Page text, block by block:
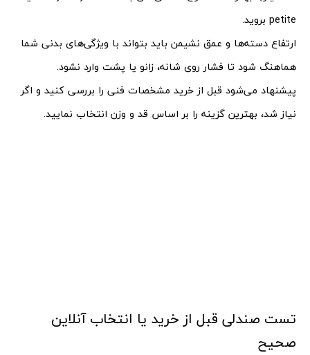
petite بروید.
ارتفاع دسته‌ها و عمق نشیمن باید بتواند با ویژگی‌های بدنی شما
هماهنگ شود تا فشار روی شانه، زانو یا پشت وارد نشود.
پیشنهاد می‌شود قبل از خرید مشخصات فنی را بررسی کنید و اگر
نیاز شد، بهترین گزینه را بر اساس قد و وزن انتخاب نمایید.
تست صندلی قبل از خرید یا انتخاب آنلاین
صحیح